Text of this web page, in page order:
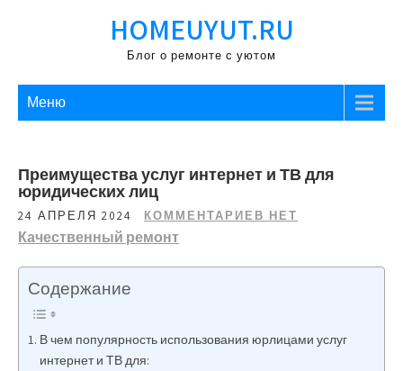
HOMEUYUT.RU
Блог о ремонте с уютом
Меню
Преимущества услуг интернет и ТВ для
юридических лиц
24 АПРЕЛЯ 2024 КОММЕНТАРИЕВ НЕТ
Качественный ремонт
Содержание
В чем популярность использования юрлицами услуг
интернет и ТВ для: